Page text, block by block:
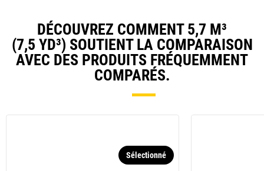
DÉCOUVREZ COMMENT 5,7 M³
(7,5 YD³) SOUTIENT LA COMPARAISON
AVEC DES PRODUITS FRÉQUEMMENT
COMPARÉS.
Sélectionné